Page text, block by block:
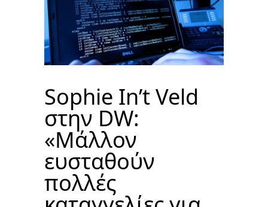
Sophie In’t Veld
στην DW:
«Μάλλον
ευσταθούν
πολλές